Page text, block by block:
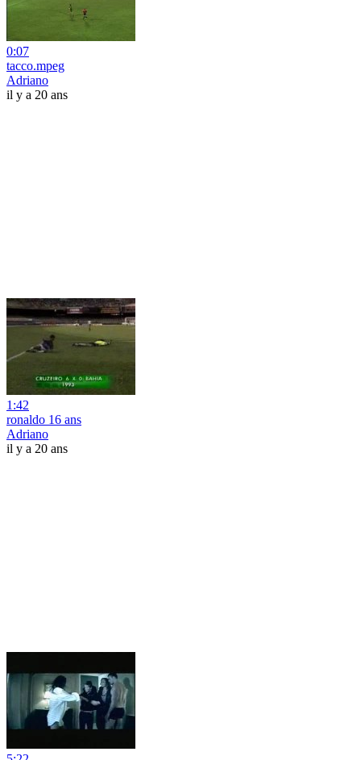
0:07
tacco.mpeg
Adriano
il y a 20 ans
1:42
ronaldo 16 ans
Adriano
il y a 20 ans